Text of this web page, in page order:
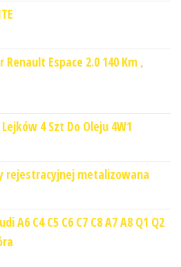
Espace 2.0 140 Km ,
4 Szt Do Oleju 4W1
rejestracyjnej metalizowana
A6 C4 C5 C6 C7 C8 A7 A8 Q1 Q2